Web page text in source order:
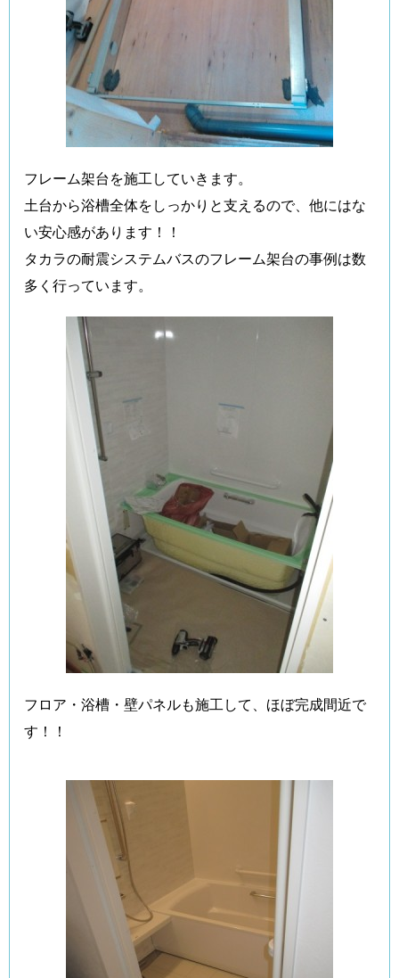
フレーム架台を施工していきます。
土台から浴槽全体をしっかりと支えるので、他にはな
い安心感があります！！
タカラの耐震システムバスのフレーム架台の事例は数
多く行っています。
フロア・浴槽・壁パネルも施工して、ほぼ完成間近で
す！！